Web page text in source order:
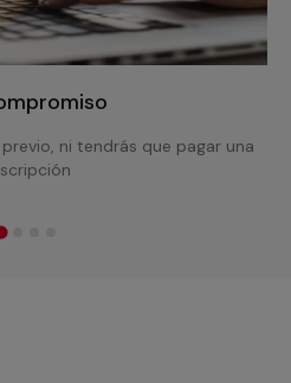
ni tendrás que pagar una